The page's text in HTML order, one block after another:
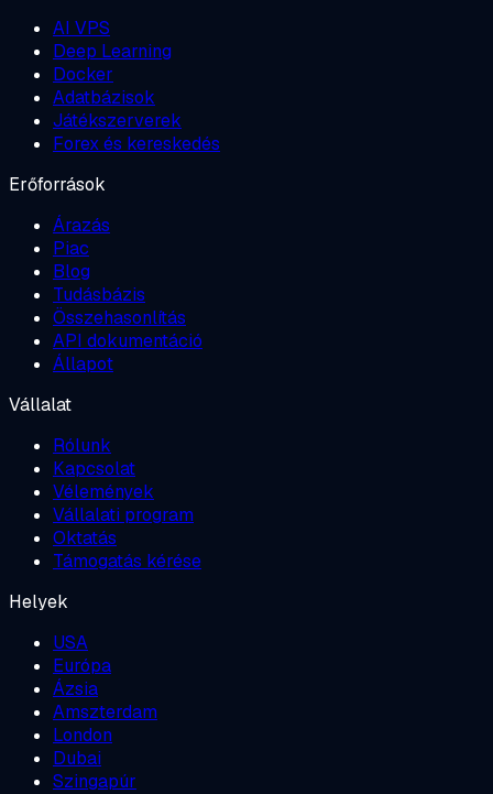
AI VPS
Deep Learning
Docker
Adatbázisok
Játékszerverek
Forex és kereskedés
Erőforrások
Árazás
Piac
Blog
Tudásbázis
Összehasonlítás
API dokumentáció
Állapot
Vállalat
Rólunk
Kapcsolat
Vélemények
Vállalati program
Oktatás
Támogatás kérése
Helyek
USA
Európa
Ázsia
Amszterdam
London
Dubai
Szingapúr